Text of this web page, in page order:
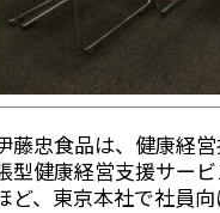
藤忠食品は、健康経
型健康経営支援サー
ど、東京本社で社員